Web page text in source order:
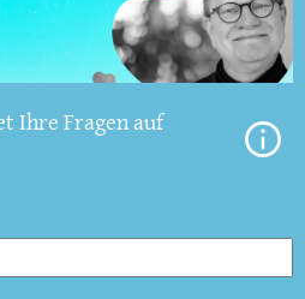
Ihre Fragen auf